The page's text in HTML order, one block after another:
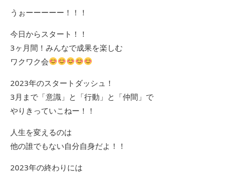
うぉーーーーー！！！
今日からスタート！！
3ヶ月間！みんなで成果を楽しむ
ワクワク会
2023年のスタートダッシュ！
3月まで「意識」と「行動」と「仲間」で
やりきっていこねー！！
人生を変えるのは
他の誰でもない自分自身だよ！！
2023年の終わりには